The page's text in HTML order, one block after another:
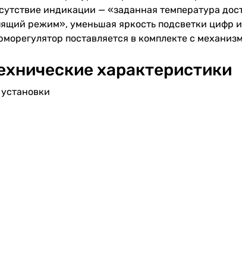
индикации — «заданная температура
режим», уменьшая яркость подсветки цифр
поставляется в комплекте с
характеристики